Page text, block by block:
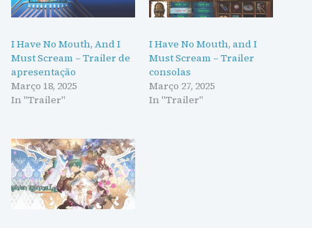
I Have No Mouth, And I
Must Scream – Trailer de
apresentação
Março 18, 2025
In "Trailer"
I Have No Mouth, and I
Must Scream – Trailer
consolas
Março 27, 2025
In "Trailer"